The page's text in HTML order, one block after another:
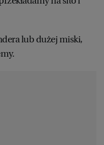
lub dużej miski,